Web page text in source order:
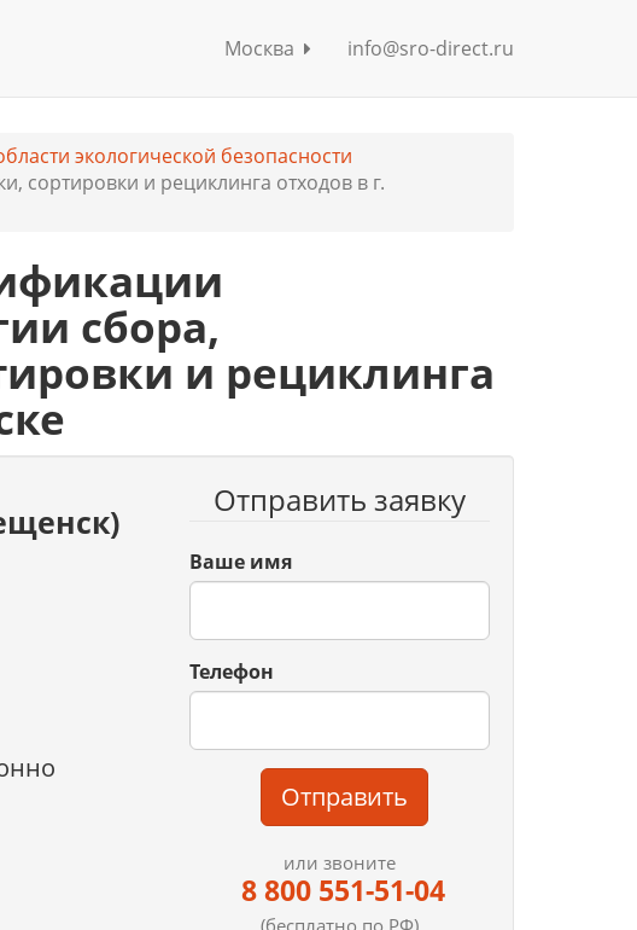
Москва info@sro-direct.ru
экологической безопасности
сортировки и рециклинга отходов в г.
сбора,
и рециклинга
Отправить заявку
Ваше имя
Телефон
Отправить
или звоните
8 800 551-51-04
(бесплатно по РФ)